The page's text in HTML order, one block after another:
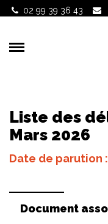
Gestion des traceurs
02 99 39 36 43
Liste des
Mars 2026
Date de parution
Document